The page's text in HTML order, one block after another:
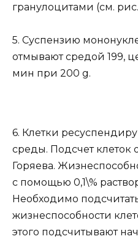
гранулоцитами (см. рис.
5. Суспензию
отмывают средой 199,
мин при 200 g.
6. Клетки
среды. Подсчет клеток
Горяева.
с помощью 0,1\%
Необходимо
жизнеспособности
этого подсчитывают